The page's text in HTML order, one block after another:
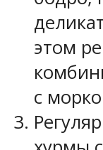
этом
с